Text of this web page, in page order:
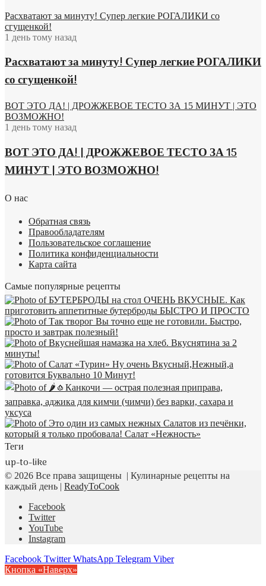
Расхватают за минуту! Супер легкие РОГАЛИКИ со
сгущенкой!
1 день тому назад
Расхватают за минуту! Супер легкие РОГАЛИКИ
со сгущенкой!
ВОТ ЭТО ДА! | ДРОЖЖЕВОЕ ТЕСТО ЗА 15 МИНУТ | ЭТО
ВОЗМОЖНО!
1 день тому назад
ВОТ ЭТО ДА! | ДРОЖЖЕВОЕ ТЕСТО ЗА 15
МИНУТ | ЭТО ВОЗМОЖНО!
О нас
Обратная связь
Правообладателям
Пользовательское соглашение
Политика конфиденциальности
Карта сайта
Самые популярные рецепты
Теги
up-to-like
© 2026 Все права защищены | Кулинарные рецепты на
каждый день | ReadyToCook
Facebook
Twitter
YouTube
Instagram
Facebook Twitter WhatsApp Telegram Viber
Кнопка «Наверх»